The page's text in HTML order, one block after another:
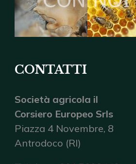
CONTATTI
Società agricola il
Corsiero Europeo Srls
Piazza 4 Novembre, 8
Antrodoco (RI)